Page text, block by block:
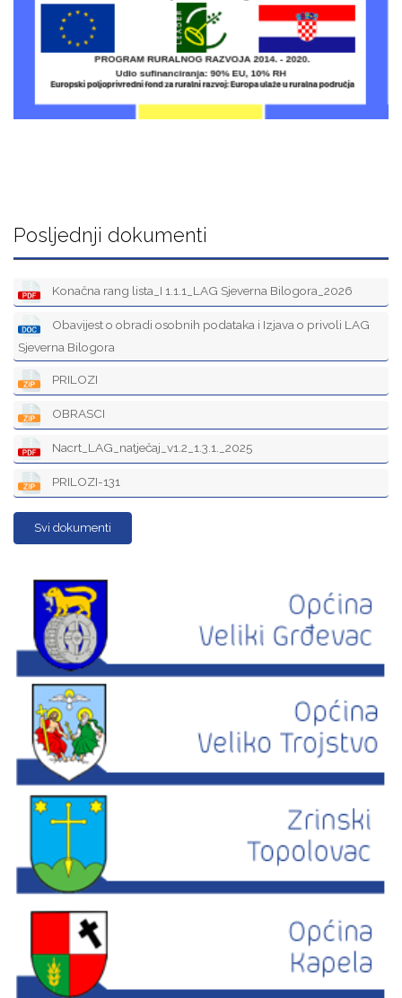
Posljednji dokumenti
Konačna rang lista_I 1.1.1_LAG Sjeverna Bilogora_2026
Obavijest o obradi osobnih podataka i Izjava o privoli LAG
Sjeverna Bilogora
PRILOZI
OBRASCI
Nacrt_LAG_natječaj_v1.2_1.3.1._2025
PRILOZI-131
Svi dokumenti